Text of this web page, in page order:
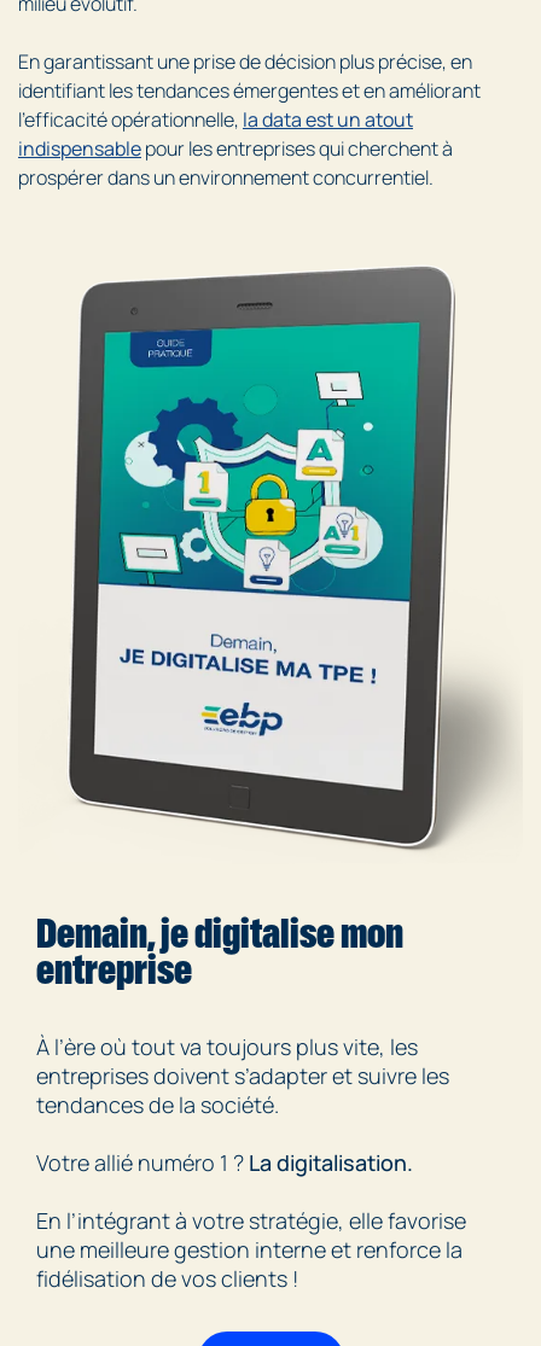
En garantissant une prise de décision plus précise, en
identifiant les tendances émergentes et en améliorant
l’efficacité opérationnelle, la data est un atout
indispensablepour les entreprises qui cherchent à
prospérer dans un environnement concurrentiel.
Demain, je digitalise mon
entreprise
À l’ère où tout va toujours plus vite, les
entreprises doivent s’adapter et suivre les
tendances de la société.
Votre allié numéro 1 ? La digitalisation.
En l’intégrant à votre stratégie, elle favorise
une meilleure gestion interne et renforce la
fidélisation de vos clients !